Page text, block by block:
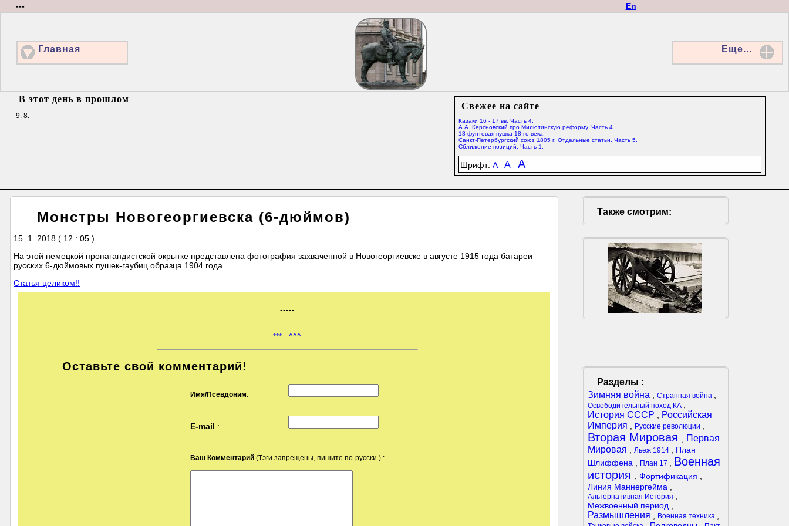
En
---
Главная Еще...
Свежее на сайте
Казаки 16 - 17 вв. Часть 4.
А.А. Керсновский про Милютинскую реформу. Часть 4.
18-фунтовая пушка 18-го века.
Санкт-Петербургский союз 1805 г. Отдельные статьи. Часть 5.
Сближение позиций. Часть 1.
Шрифт:A A A
В этот день в прошлом
9. 8.
Монстры Новогеоргиевска (6-дюймов)
15. 1. 2018 ( 12 : 05 )
На этой немецкой пропагандистской окрытке представлена фотография захваченной в Новогеоргиевске в августе 1915 года батареи
русских 6-дюймовых пушек-гаубиц образца 1904 года.
Статья целиком!!
-----
*** ^^^
Оставьте свой комментарий!
Имя/Псевдоним:
E-mail :
Ваш Комментарий(Тэги запрещены, пишите по-русски.) :
Также смотрим:
Разделы :
Зимняя война
Странная война
Освободительный поход КА
История СССР
Российская
Империя
Русские революции
Вторая Мировая
Первая
Мировая
Льеж 1914
План
Шлиффена
План 17
Военная
история
Фортификация
Линия Маннергейма
Альтернативная История
Межвоенный период
Размышления Военная техника